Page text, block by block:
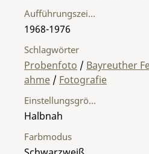
Einstellungsgröße
Halbnah
Farbmodus
Aufführungszeitraum
1968-1976
Schlagwörter
Probenfoto / Bayreuther
ahme / Fotografie